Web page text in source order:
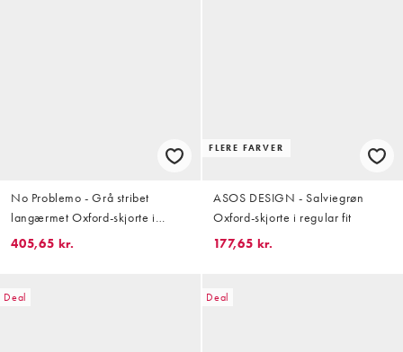
No Problemo - Grå stribet
langærmet Oxford-skjorte i
bomuld med rødt logo
405,65 kr.
FLERE FARVER
ASOS DESIGN - Salviegrøn
Oxford-skjorte i regular fit
177,65 kr.
Deal Deal